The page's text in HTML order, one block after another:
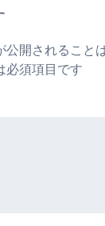
公開されること
必須項目です